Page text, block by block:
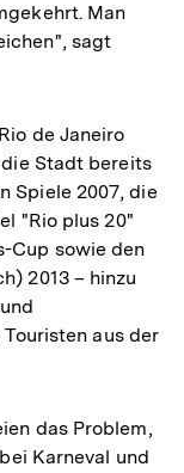
Man
sagt
de Janeiro
Stadt bereits
Spiele 2007, die
"Rio plus 20"
Cup sowie den
2013 – hinzu
aus der
das Problem,
Karneval und